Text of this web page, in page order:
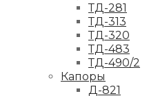
ТД-281
ТД-313
ТД-320
ТД-483
ТД-490/2
Капоры
Д-821